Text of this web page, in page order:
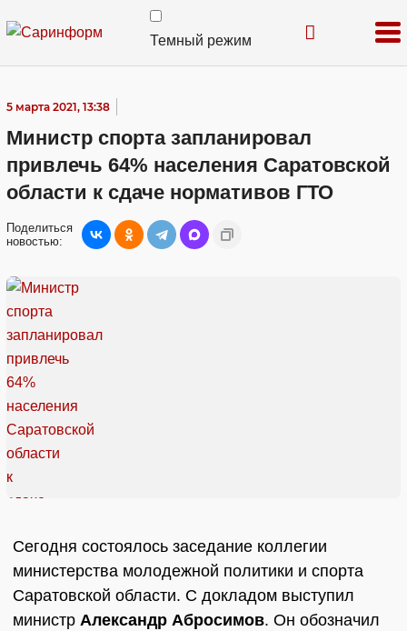
Темный режим
5 марта 2021, 13:38
Министр спорта запланировал
привлечь 64% населения Саратовской
области к сдаче нормативов ГТО
Поделиться
новостью:
Сегодня состоялось заседание коллегии
министерства молодежной политики и спорта
Саратовской области. С докладом выступил
министр Александр Абросимов. Он обозначил